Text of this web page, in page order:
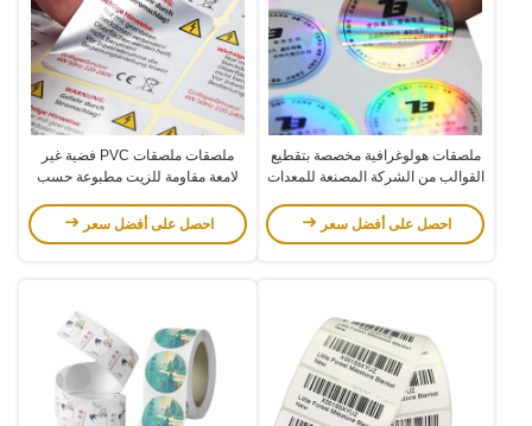
ملصقات هولوغرافية مخصصة بتقطيع
القوالب من الشركة المصنعة للمعدات
للماء ذاتية اللصق
احصل على أفضل سعر
ملصقات ملصقات PVC فضية غير
لامعة مقاومة للزيت مطبوعة حسب
احصل على أفضل سعر